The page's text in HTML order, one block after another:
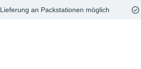
Lieferung an Packstationen möglich